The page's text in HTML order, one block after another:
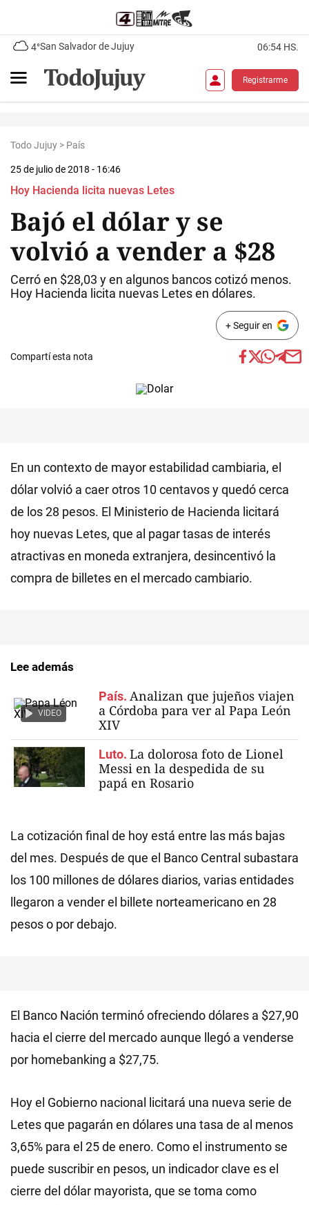
4°San Salvador de Jujuy 06:54 HS.
Registrarme
Todo Jujuy > País
25 de julio de 2018 - 16:46
Hoy Hacienda licita nuevas Letes
Bajó el dólar y se
volvió a vender a $28
Cerró en $28,03 y en algunos bancos cotizó menos.
Hoy Hacienda licita nuevas Letes en dólares.
+ Seguir en
Compartí esta nota
En un contexto de mayor estabilidad cambiaria, el
dólar volvió a caer otros 10 centavos y quedó cerca
de los 28 pesos. El Ministerio de Hacienda licitará
hoy nuevas Letes, que al pagar tasas de interés
atractivas en moneda extranjera, desincentivó la
compra de billetes en el mercado cambiario.
Lee además
VIDEO
País. Analizan que jujeños viajen
a Córdoba para ver al Papa León
XIV
Luto. La dolorosa foto de Lionel
Messi en la despedida de su
papá en Rosario
La cotización final de hoy está entre las más bajas
del mes. Después de que el Banco Central subastara
los 100 millones de dólares diarios, varias entidades
llegaron a vender el billete norteamericano en 28
pesos o por debajo.
El Banco Nación terminó ofreciendo dólares a $27,90
hacia el cierre del mercado aunque llegó a venderse
por homebanking a $27,75.
Hoy el Gobierno nacional licitará una nueva serie de
Letes que pagarán en dólares una tasa de al menos
3,65% para el 25 de enero. Como el instrumento se
puede suscribir en pesos, un indicador clave es el
cierre del dólar mayorista, que se toma como